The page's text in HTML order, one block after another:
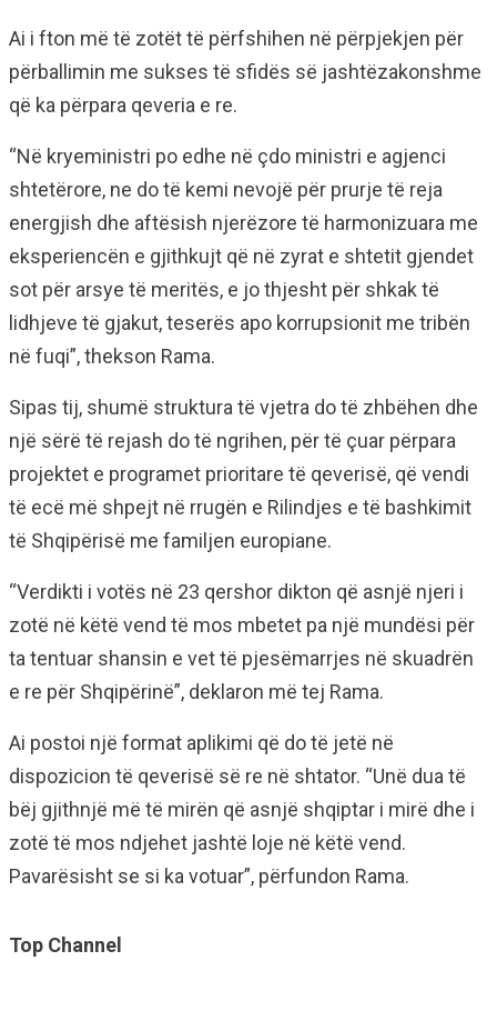
Ai i fton më të zotët të përfshihen në përpjekjen për
përballimin me sukses të sfidës së jashtëzakonshme
që ka përpara qeveria e re.
“Në kryeministri po edhe në çdo ministri e agjenci
shtetërore, ne do të kemi nevojë për prurje të reja
energjish dhe aftësish njerëzore të harmonizuara me
eksperiencën e gjithkujt që në zyrat e shtetit gjendet
sot për arsye të meritës, e jo thjesht për shkak të
lidhjeve të gjakut, teserës apo korrupsionit me tribën
në fuqi”, thekson Rama.
Sipas tij, shumë struktura të vjetra do të zhbëhen dhe
një sërë të rejash do të ngrihen, për të çuar përpara
projektet e programet prioritare të qeverisë, që vendi
të ecë më shpejt në rrugën e Rilindjes e të bashkimit
të Shqipërisë me familjen europiane.
“Verdikti i votës në 23 qershor dikton që asnjë njeri i
zotë në këtë vend të mos mbetet pa një mundësi për
ta tentuar shansin e vet të pjesëmarrjes në skuadrën
e re për Shqipërinë”, deklaron më tej Rama.
Ai postoi një format aplikimi që do të jetë në
dispozicion të qeverisë së re në shtator. “Unë dua të
bëj gjithnjë më të mirën që asnjë shqiptar i mirë dhe i
zotë të mos ndjehet jashtë loje në këtë vend.
Pavarësisht se si ka votuar”, përfundon Rama.
Top Channel